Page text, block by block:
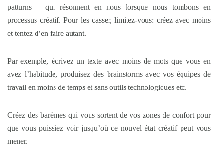
patturns – qui résonnent en nous lorsque nous tombons en
processus créatif. Pour les casser, limitez-vous: créez avec moins
et tentez d’en faire autant.
Par exemple, écrivez un texte avec moins de mots que vous en
avez l’habitude, produisez des brainstorms avec vos équipes de
travail en moins de temps et sans outils technologiques etc.
Créez des barèmes qui vous sortent de vos zones de confort pour
que vous puissiez voir jusqu’où ce nouvel état créatif peut vous
mener.